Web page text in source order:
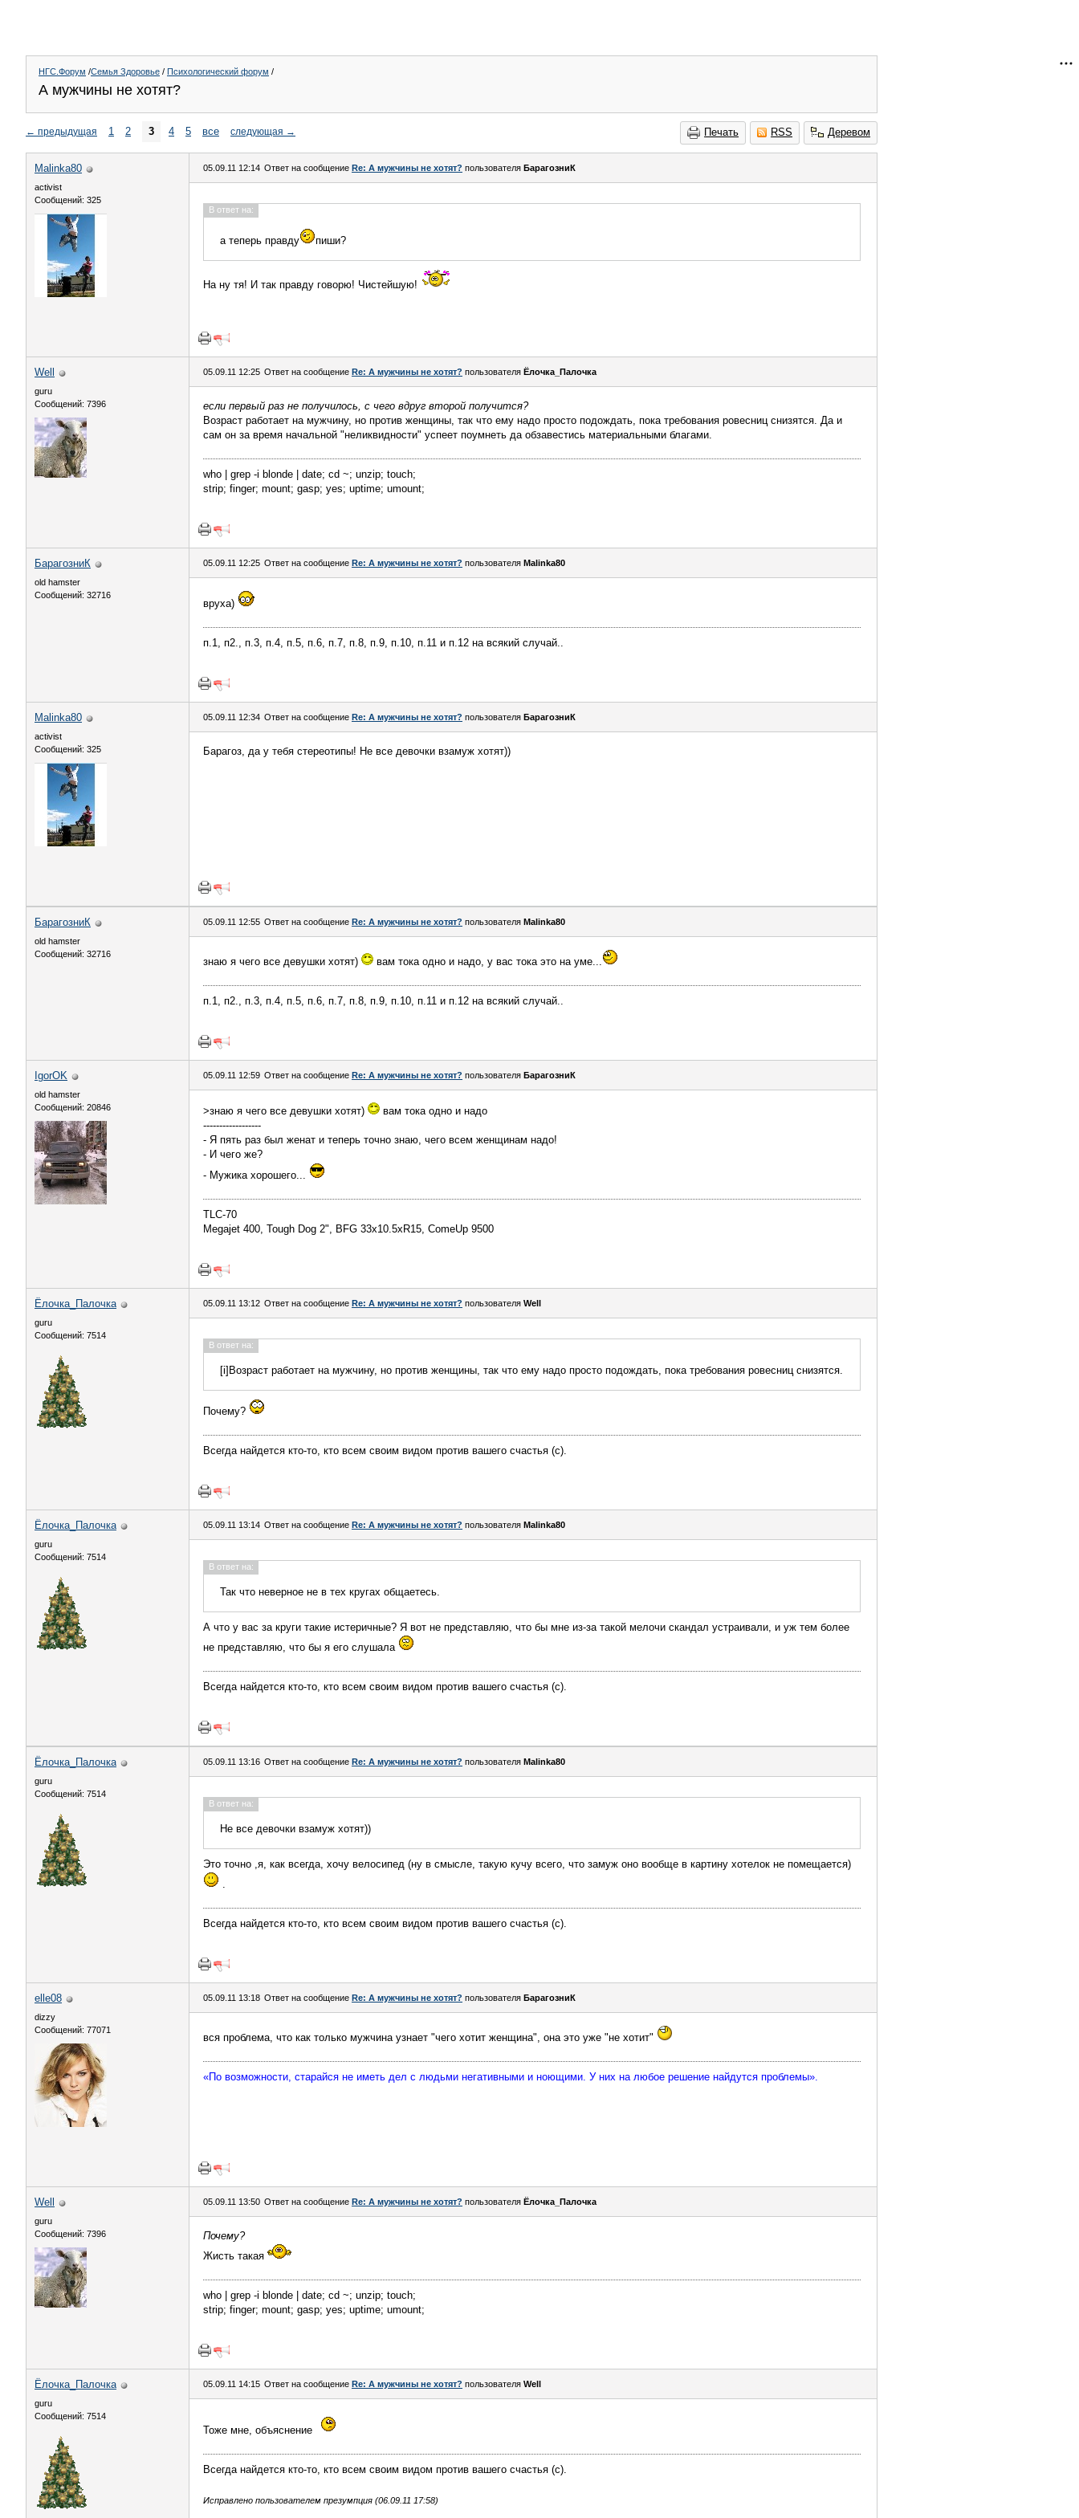
НГС.Форум /Семья Здоровье / Психологический форум /
А мужчины не хотят?
Печать RSS Деревом
← предыдущая 1 2 3 4 5 все следующая →
Malinka80
activist
Сообщений: 325
05.09.11 12:14 Ответ на сообщение Re: А мужчины не хотят? пользователя БарагозниК
В ответ на:
а теперь правду пиши?
На ну тя! И так правду говорю! Чистейшую!
Well
guru
Сообщений: 7396
05.09.11 12:25 Ответ на сообщение Re: А мужчины не хотят? пользователя Ёлочка_Палочка
если первый раз не получилось, с чего вдруг второй получится?
Возраст работает на мужчину, но против женщины, так что ему надо просто подождать, пока требования ровесниц снизятся. Да и
сам он за время начальной "неликвидности" успеет поумнеть да обзавестись материальными благами.
who | grep -i blonde | date; cd ~; unzip; touch;
strip; finger; mount; gasp; yes; uptime; umount;
БарагозниК
old hamster
Сообщений: 32716
05.09.11 12:25 Ответ на сообщение Re: А мужчины не хотят? пользователя Malinka80
вруха)
п.1, п2., п.3, п.4, п.5, п.6, п.7, п.8, п.9, п.10, п.11 и п.12 на всякий случай..
Malinka80
activist
Сообщений: 325
05.09.11 12:34 Ответ на сообщение Re: А мужчины не хотят? пользователя БарагозниК
Барагоз, да у тебя стереотипы! Не все девочки взамуж хотят))
БарагозниК
old hamster
Сообщений: 32716
05.09.11 12:55 Ответ на сообщение Re: А мужчины не хотят? пользователя Malinka80
знаю я чего все девушки хотят) вам тока одно и надо, у вас тока это на уме...
п.1, п2., п.3, п.4, п.5, п.6, п.7, п.8, п.9, п.10, п.11 и п.12 на всякий случай..
IgorOK
old hamster
Сообщений: 20846
05.09.11 12:59 Ответ на сообщение Re: А мужчины не хотят? пользователя БарагозниК
>знаю я чего все девушки хотят)
вам тока одно и надо
------------------
- Я пять раз был женат и теперь точно знаю, чего всем женщинам надо!
- И чего же?
- Мужика хорошего...
TLC-70
Megajet 400, Tough Dog 2", BFG 33x10.5xR15, ComeUp 9500
Ёлочка_Палочка
guru
Сообщений: 7514
05.09.11 13:12 Ответ на сообщение Re: А мужчины не хотят? пользователя Well
В ответ на:
[i]Возраст работает на мужчину, но против женщины, так что ему надо просто подождать, пока требования ровесниц снизятся.
Почему?
Всегда найдется кто-то, кто всем своим видом против вашего счастья (c).
Ёлочка_Палочка
guru
Сообщений: 7514
05.09.11 13:14 Ответ на сообщение Re: А мужчины не хотят? пользователя Malinka80
В ответ на:
Так что неверное не в тех кругах общаетесь.
А что у вас за круги такие истеричные? Я вот не представляю, что бы мне из-за такой мелочи скандал устраивали, и уж тем более
не представляю, что бы я его слушала
Всегда найдется кто-то, кто всем своим видом против вашего счастья (c).
Ёлочка_Палочка
guru
Сообщений: 7514
05.09.11 13:16 Ответ на сообщение Re: А мужчины не хотят? пользователя Malinka80
В ответ на:
Не все девочки взамуж хотят))
Это точно ,я, как всегда, хочу велосипед (ну в смысле, такую кучу всего, что замуж оно вообще в картину хотелок не помещается)
.
Всегда найдется кто-то, кто всем своим видом против вашего счастья (c).
elle08
dizzy
Сообщений: 77071
05.09.11 13:18 Ответ на сообщение Re: А мужчины не хотят? пользователя БарагозниК
вся проблема, что как только мужчина узнает "чего хотит женщина", она это уже "не хотит"
«По возможности, старайся не иметь дел с людьми негативными и ноющими. У них на любое решение найдутся проблемы».
Well
guru
Сообщений: 7396
05.09.11 13:50 Ответ на сообщение Re: А мужчины не хотят? пользователя Ёлочка_Палочка
Почему?
Жисть такая
who | grep -i blonde | date; cd ~; unzip; touch;
strip; finger; mount; gasp; yes; uptime; umount;
Ёлочка_Палочка
guru
Сообщений: 7514
05.09.11 14:15 Ответ на сообщение Re: А мужчины не хотят? пользователя Well
Тоже мне, объяснение
Всегда найдется кто-то, кто всем своим видом против вашего счастья (c).
Исправлено пользователем презумпция (06.09.11 17:58)